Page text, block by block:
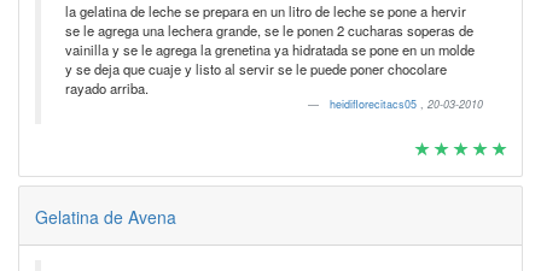
la gelatina de leche se prepara en un litro de leche se pone a hervir
se le agrega una lechera grande, se le ponen 2 cucharas soperas de
vainilla y se le agrega la grenetina ya hidratada se pone en un molde
y se deja que cuaje y listo al servir se le puede poner chocolare
rayado arriba.
heidiflorecitacs05 , 20-03-2010
Gelatina de Avena